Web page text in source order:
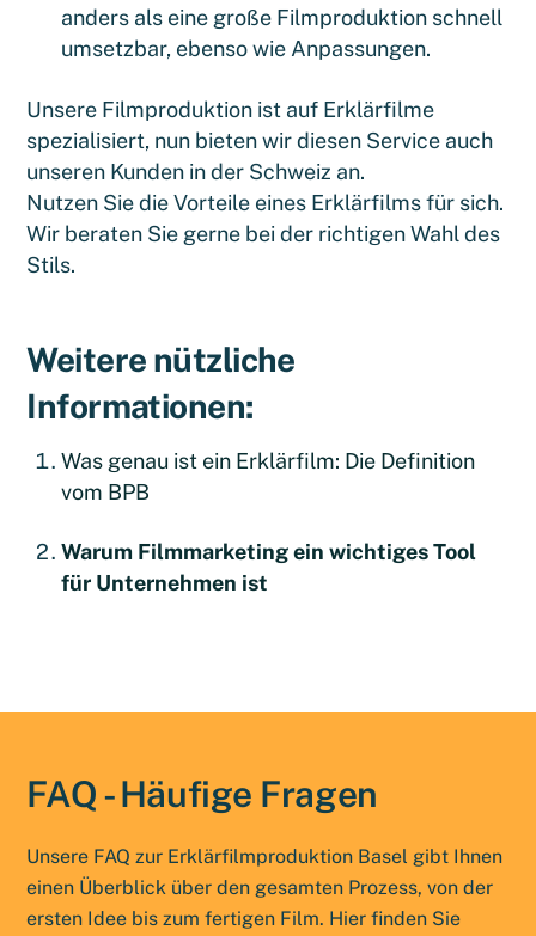
anders als eine große Filmproduktion schnell
umsetzbar, ebenso wie Anpassungen.
Unsere Filmproduktion ist auf Erklärfilme
spezialisiert, nun bieten wir diesen Service auch
unseren Kunden in der Schweiz an.
Nutzen Sie die Vorteile eines Erklärfilms für sich.
Wir beraten Sie gerne bei der richtigen Wahl des
Stils.
Weitere nützliche
Informationen:
Was genau ist ein Erklärfilm: Die Definition
vom BPB
Warum Filmmarketing ein wichtiges Tool
für Unternehmen ist
FAQ - Häufige Fragen
Unsere FAQ zur Erklärfilmproduktion Basel gibt Ihnen
einen Überblick über den gesamten Prozess, von der
ersten Idee bis zum fertigen Film. Hier finden Sie